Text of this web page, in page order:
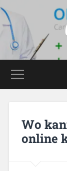
Wo
online